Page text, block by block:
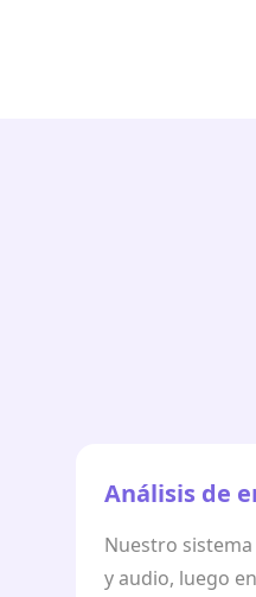
Análisis de
Nuestro
y audio, luego